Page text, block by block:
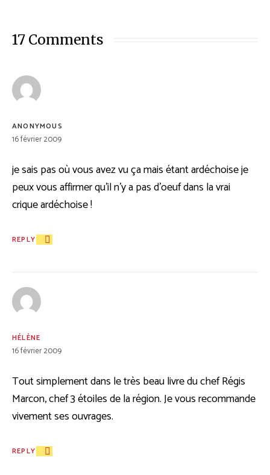
17 Comments
ANONYMOUS
16 février 2009
je sais pas où vous avez vu ça mais étant ardéchoise je
peux vous affirmer qu’il n’y a pas d’oeuf dans la vrai
crique ardéchoise !
REPLY
HÉLÈNE
16 février 2009
Tout simplement dans le très beau livre du chef Régis
Marcon, chef 3 étoiles de la région. Je vous recommande
vivement ses ouvrages.
REPLY